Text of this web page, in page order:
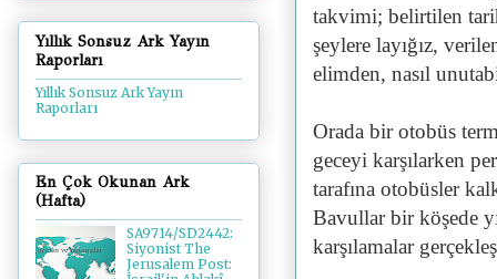
takvimi; belirtilen
şeylere layığız,
elimden, nasıl
Orada bir otobüs
geceyi karşılarken
tarafına otobüsler
Bavullar bir köşede
karşılamalar
Yıllık Sonsuz Ark Yayın
Raporları
Yıllık Sonsuz Ark Yayın
Raporları
En Çok Okunan Ark
(Hafta)
SA9714/SD2442:
Siyonist The
Jerusalem Post: